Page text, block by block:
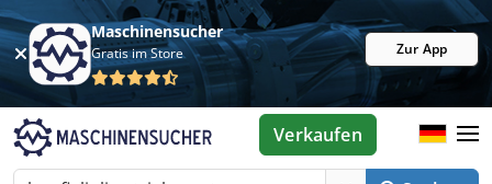
Maschinensucher
Gratis im Store Zur App
Verkaufen